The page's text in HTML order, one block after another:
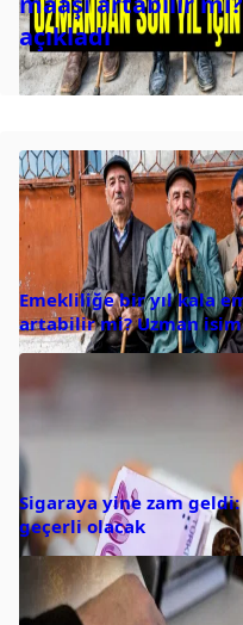
açıkladı
Emekliliğe bir yıl kala
artabilir mi? Uzman isim
Sigaraya yine zam
geçerli olacak